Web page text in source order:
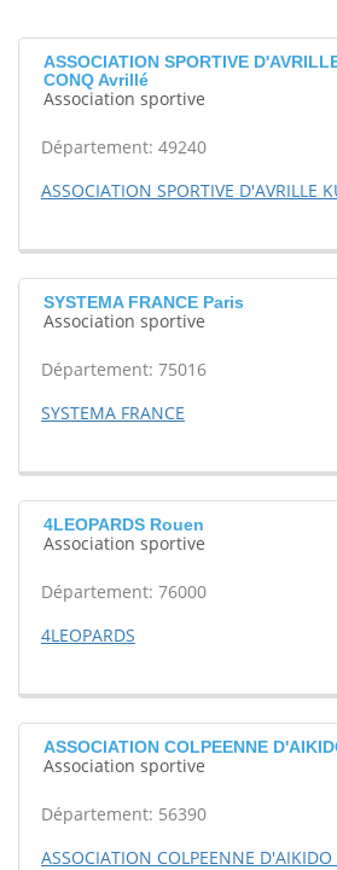
ASSOCIATION SPORTIVE
CONQ Avrillé
Association sportive
Département: 49240
ASSOCIATION SPORTIVE D'AVRILLE
SYSTEMA FRANCE Paris
Association sportive
Département: 75016
SYSTEMA FRANCE
4LEOPARDS Rouen
Association sportive
Département: 76000
4LEOPARDS
ASSOCIATION COLPEENNE
Association sportive
Département: 56390
ASSOCIATION COLPEENNE D'AIKIDO